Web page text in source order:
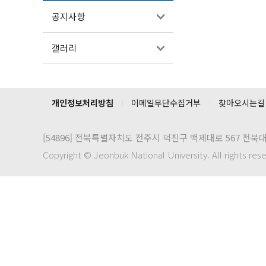
공지사항
갤러리
개인정보처리방침 이메일무단수집거부 찾아오시는길
[54896] 전북특별자치도 전주시 덕진구 백제대로 567 전북
Copyright © Jeonbuk National University. All rights